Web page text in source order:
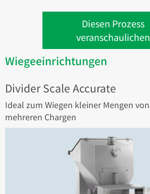
Diesen Prozess
veranschaulichen
Wiegeeinrichtungen
Divider Scale Accurate
Ideal zum Wiegen kleiner Mengen
mehreren Chargen